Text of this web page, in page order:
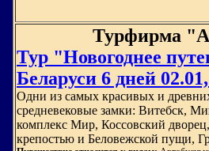
Турфирма
Тур "Новогоднее
Беларуси 6 дней
Одни из самых красивых и
средневековые замки: Витебск,
комплекс Мир, Коссовский дворец,
крепостью и Беловежской пущи,